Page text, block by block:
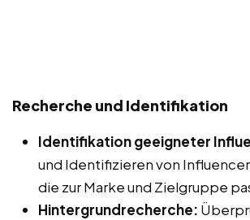
Recherche und Identifikation
Identifikation geeigneter
und Identifizieren von
die zur Marke und Zielgruppe
Hintergrundrecherche: